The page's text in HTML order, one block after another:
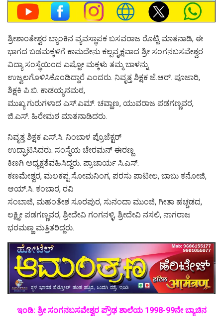
ಶ್ರೀಶಾಂತೇಶ್ವರ ಬ್ಯಾಂಕಿನ ವ್ಯವಸ್ಥಾಪಕ ಬಸವರಾಜ ರೊಟ್ಟಿ ಮಾತನಾಡಿ, ಈ
ಭಾಗದ ಬಡಮಕ್ಕಳಿಗೆ ಕಾಮದೇನು ಕಲ್ಪವೃಕ್ಷವಾದ ಶ್ರೀ ಸಂಗನಬಸವೇಶ್ವರ
ವಿದ್ಯಾ ಸಂಸ್ಥೆಯಿಂದ ಎಷ್ಟೋ ಮಕ್ಕಳು ತಮ್ಮ ಬಾಳನ್ನು
ಉಜ್ವಲಗೊಳಿಸಿಕೊಂಡಿದ್ದಾರೆ ಎಂದರು. ನಿವೃತ್ತ ಶಿಕ್ಷಕ ಜೆ.ಆರ್. ಪೂಜಾರಿ,
ಶಿಕ್ಷಕಿ ಪಿ.ಬಿ. ಕಾಡಯ್ಯನಮಠ,
ಮುಖ್ಯ ಗುರುಗಳಾದ ಎಸ್.ಎಮ್. ಚವ್ಹಾಣ, ಯುವರಾಜ ಪಡಗಣ್ಣವರ,
ಜಿ.ಎಸ್. ಹಿರೇಮಠ ಮಾತನಾಡಿದರು.
ನಿವೃತ್ತ ಶಿಕ್ಷಕ ಎಸ್.ಸಿ. ನಿಂಬಾಳ ಪ್ರೊಜೆಕ್ಟರ್
ಉದ್ಘಾಟಿಸಿದರು. ಸಂಸ್ಥೆಯ ಚೇರಮನ್ ಈರಣ್ಣ
ಕಿಣಗಿ ಅಧ್ಯಕ್ಷತೆವಹಿಸಿದ್ದರು. ಪ್ರಾಚಾರ್ಯ ಸಿ.ಎಸ್.
ಕಣಮೇಶ್ವರ, ಮಲಕಪ್ಪ ಸೋಮನಿಂಗ, ಪರಸು ಪಾಟೀಲ, ಬಾಬು ಕನೋಜಿ,
ಆಯ್.ಸಿ. ಕಂಬಾರ, ರವಿ
ಸಂಬಾಜಿ, ಮಹಂತೇಶ ಸೂರಪುರ, ಸುನಂದಾ ಮುಂಜಿ, ಗೀತಾ ಹಚ್ಚಡದ,
ಲಕ್ಷ್ಮೀ ಪಡಗಣ್ಣವರ, ಶ್ರೀದೇವಿ ಗಂಗನಳ್ಳಿ, ಶ್ರೀದೇವಿ ನಸಲಿ, ನಾಗರಾಜ
ಭರಮಣ್ಣ ಮತ್ತಿತರಿದ್ದರು.
ಇಂಡಿ: ಶ್ರೀ ಸಂಗನಬಸವೇಶ್ವರ ಪ್ರೌಢ ಶಾಲೆಯ 1998-99ನೇ ಬ್ಯಾಚಿನ